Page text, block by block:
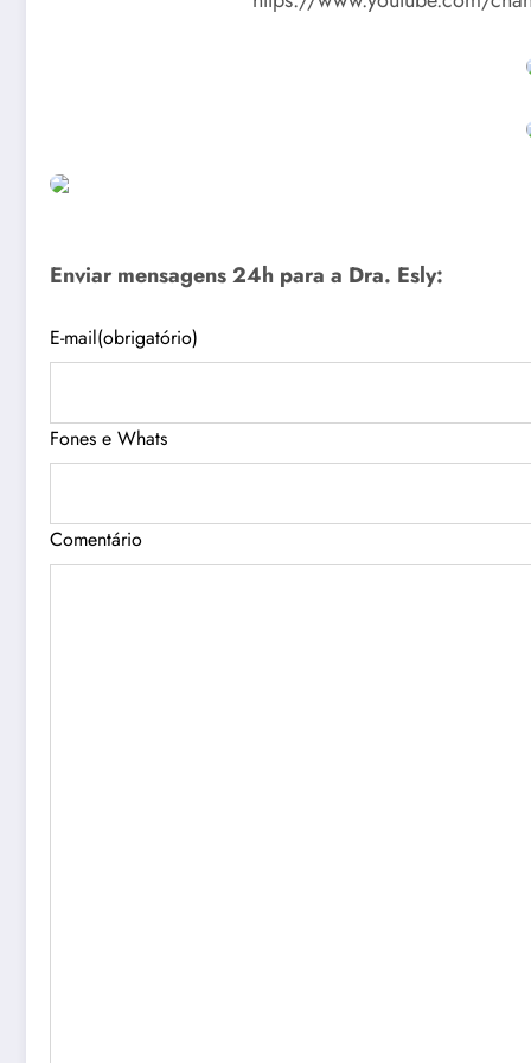
Enviar mensagens 24h para a Dra. Esly:
E-mail(obrigatório)
Fones e Whats
Comentário